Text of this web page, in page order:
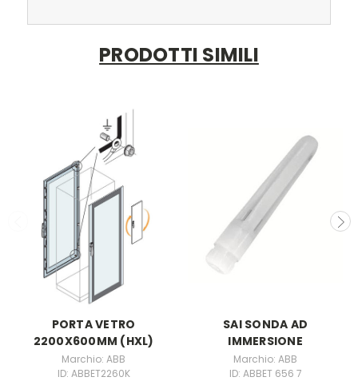
PRODOTTI SIMILI
PORTA VETRO
2200X600MM (HXL)
Marchio: ABB
ID: ABBET2260K
SAI SONDA AD
IMMERSIONE
Marchio: ABB
ID: ABBET 656 7